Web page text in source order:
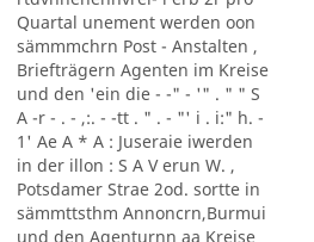
Quartal unement werden oon
sämmmchrn Post - Anstalten ,
Briefträgern Agenten im Kreise
und den 'ein die - -" - '" . " " S
A -r - . - ,:. - -tt . " . - "' i . i:" h. -
1' Ae A * A : Juseraie iwerden
in der illon : S A V erun W. ,
Potsdamer Strae 2od. sortte in
sämmttsthm Annoncrn,Burmui
und den Agenturnn aa Kreise